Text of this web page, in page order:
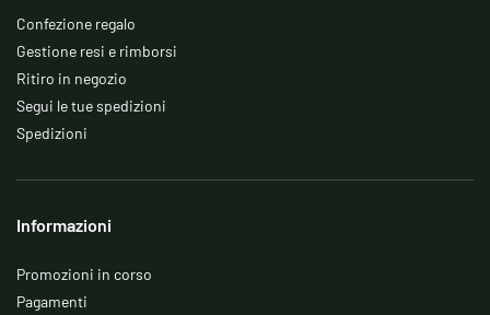
Confezione regalo
Gestione resi e rimborsi
Ritiro in negozio
Segui le tue spedizioni
Spedizioni
Informazioni
Promozioni in corso
Pagamenti